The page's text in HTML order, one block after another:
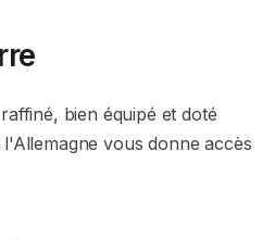
bien équipé et doté
vous donne accès